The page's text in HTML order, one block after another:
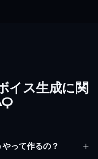
ス生成に関
って作るの？